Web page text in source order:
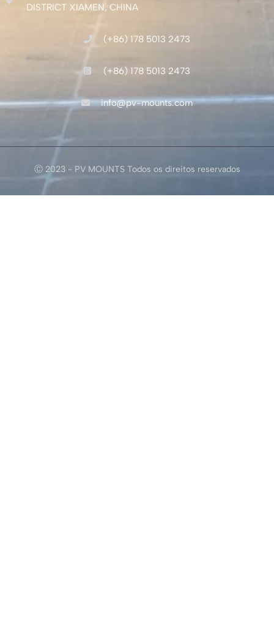
DISTRICT XIAMEN, CHINA
(+86) 178 5013 2473
(+86) 178 5013 2473
info@pv-mounts.com
Ⓒ 2023 - PV MOUNTS Todos os direitos reservados